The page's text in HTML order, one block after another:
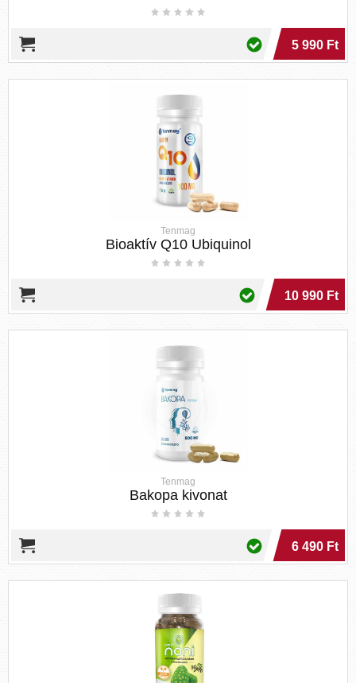
5 990 Ft
Tenmag
Bioaktív Q10 Ubiquinol
10 990 Ft
Tenmag
Bakopa kivonat
6 490 Ft